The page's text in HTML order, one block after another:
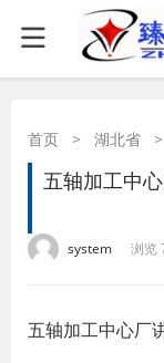
首页 > 湖北省 >
五轴加工中
system 浏览
五轴加工中心厂